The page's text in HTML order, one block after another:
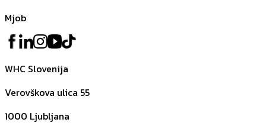
Mjob
WHC Slovenija
Verovškova ulica 55
1000 Ljubljana